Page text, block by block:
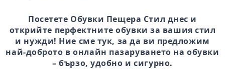
Посетете Обувки Пещера Стил днес и
открийте перфектните обувки за вашия стил
и нужди! Ние сме тук, за да ви предложим
най-доброто в онлайн пазаруването на обувки
– бързо, удобно и сигурно.